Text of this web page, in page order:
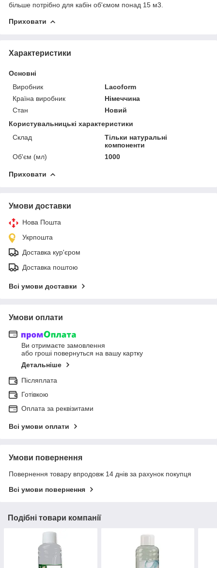
більше потрібно для кабін об'ємом понад 15 м3.
Приховати
Характеристики
Основні
Виробник
Lacoform
Країна виробник
Німеччина
Стан
Новий
Користувальницькі характеристики
Склад
Тільки натуральні
компоненти
Об'єм (мл)
1000
Приховати
Умови доставки
Нова Пошта
Укрпошта
Доставка кур'єром
Доставка поштою
Всі умови доставки
Умови оплати
Ви отримаєте замовлення
або гроші повернуться на вашу картку
Детальніше
Післяплата
Готівкою
Оплата за реквізитами
Всі умови оплати
Умови повернення
Повернення товару впродовж 14 днів за рахунок покупця
Всі умови повернення
Подібні товари компанії